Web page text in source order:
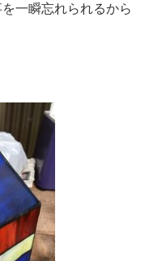
一瞬忘れられるから